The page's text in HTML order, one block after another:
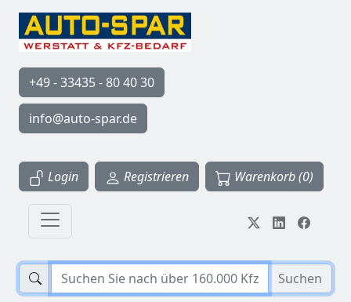
+49 - 33435 - 80 40 30
info@auto-spar.de
Login Registrieren Warenkorb (0)
Suchen